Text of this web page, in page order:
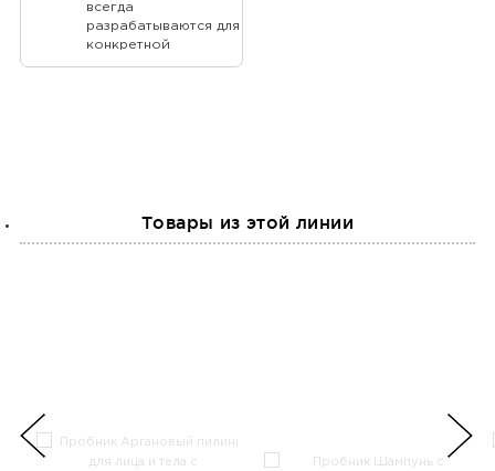
всегда
разрабатываются для
конкретной
Действие средств
Товары из этой линии